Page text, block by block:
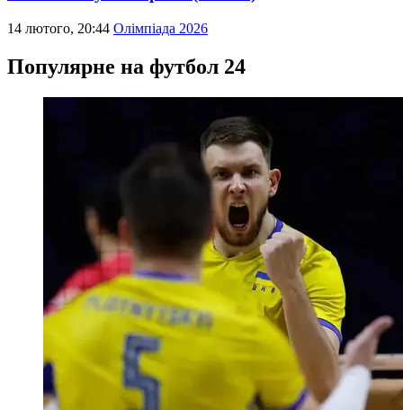
14 лютого, 20:44 Олімпіада 2026
Популярне на футбол 24